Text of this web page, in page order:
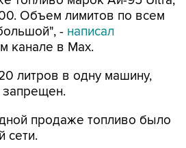
Объем лимитов по всем
- написал
канале в Max.
литров в одну машину,
запрещен.
продаже топливо было
сети.